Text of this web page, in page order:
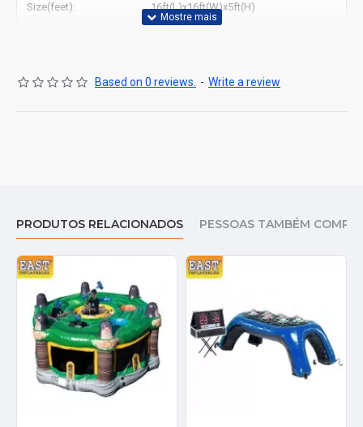
Size(feet): 16ft(L)x16ft(W)x5ft(H)
Based on 0 reviews. - Write a review
PRODUTOS RELACIONADOS PESSOAS TAMBÉM